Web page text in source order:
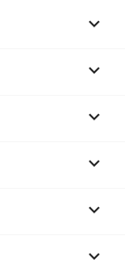





keyboard_arrow_down